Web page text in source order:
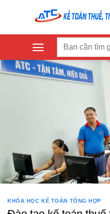
KHÓA HỌC KẾ TOÁN TỔNG HỢP